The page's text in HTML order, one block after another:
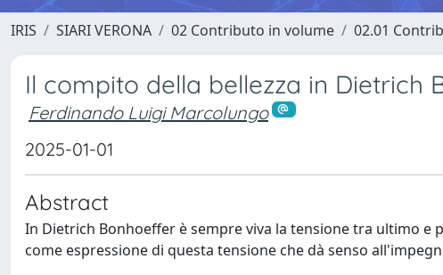
IRIS SIARI VERONA 02 Contributo in volume 02.01
Il compito della bellezza in Dietrich
Ferdinando Luigi Marcolungo
2025-01-01
Abstract
In Dietrich Bonhoeffer è sempre viva la tensione tra ultimo
come espressione di questa tensione che dà senso